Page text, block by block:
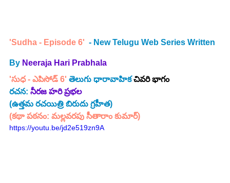
'Sudha - Episode 6' - New Telugu Web Series Written
By Neeraja Hari Prabhala
'సుధ - ఎపిసోడ్ 6' తెలుగు ధారావాహిక చివరి భాగం
రచన: నీరజ హరి ప్రభల
(ఉత్తమ రచయిత్రి బిరుదు గ్రహీత)
(కథా పఠనం: మల్లవరపు సీతారాం కుమార్)
https://youtu.be/jd2e519zn9A